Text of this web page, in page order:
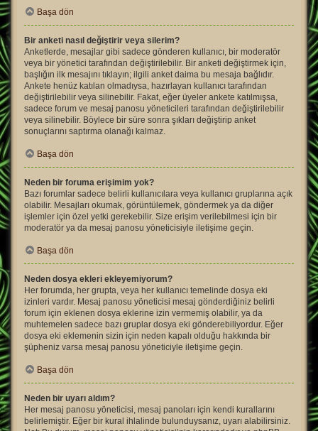
Başa dön
Bir anketi nasıl değiştirir veya silerim?
Anketlerde, mesajlar gibi sadece gönderen kullanıcı, bir moderatör
veya bir yönetici tarafından değiştirilebilir. Bir anketi değiştirmek için,
başlığın ilk mesajını tıklayın; ilgili anket daima bu mesaja bağlıdır.
Ankete henüz katılan olmadıysa, hazırlayan kullanıcı tarafından
değiştirilebilir veya silinebilir. Fakat, eğer üyeler ankete katılmışsa,
sadece forum ve mesaj panosu yöneticileri tarafından değiştirilebilir
veya silinebilir. Böylece bir süre sonra şıkları değiştirip anket
sonuçlarını saptırma olanağı kalmaz.
Başa dön
Neden bir foruma erişimim yok?
Bazı forumlar sadece belirli kullanıcılara veya kullanıcı gruplarına açık
olabilir. Mesajları okumak, görüntülemek, göndermek ya da diğer
işlemler için özel yetki gerekebilir. Size erişim verilebilmesi için bir
moderatör ya da mesaj panosu yöneticisiyle iletişime geçin.
Başa dön
Neden dosya ekleri ekleyemiyorum?
Her forumda, her grupta, veya her kullanıcı temelinde dosya eki
izinleri vardır. Mesaj panosu yöneticisi mesaj gönderdiğiniz belirli
forum için eklenen dosya eklerine izin vermemiş olabilir, ya da
muhtemelen sadece bazı gruplar dosya eki gönderebiliyordur. Eğer
dosya eki eklemenin sizin için neden kapalı olduğu hakkında bir
şüpheniz varsa mesaj panosu yöneticiyle iletişime geçin.
Başa dön
Neden bir uyarı aldım?
Her mesaj panosu yöneticisi, mesaj panoları için kendi kurallarını
belirlemiştir. Eğer bir kural ihlalinde bulunduysanız, uyarı alabilirsiniz.